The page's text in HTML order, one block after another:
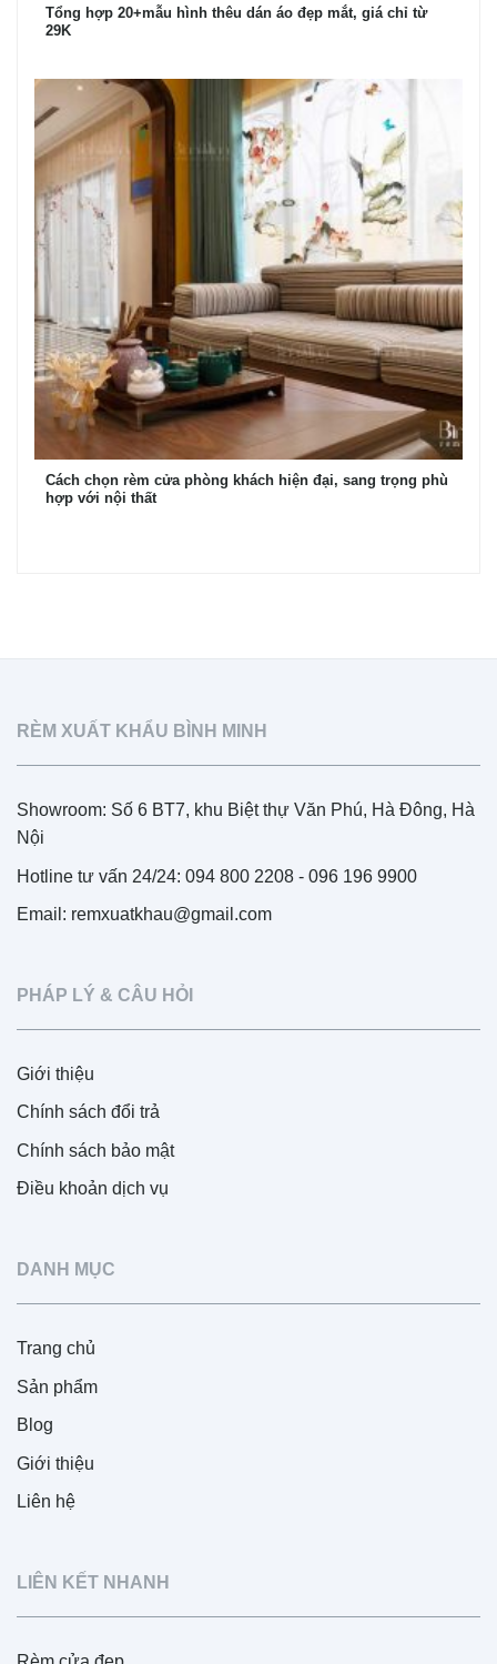
Tổng hợp 20+mẫu hình thêu dán áo đẹp mắt, giá chỉ từ
29K
Cách chọn rèm cửa phòng khách hiện đại, sang trọng phù
hợp với nội thất
RÈM XUẤT KHẨU BÌNH MINH
Showroom: Số 6 BT7, khu Biệt thự Văn Phú, Hà Đông, Hà
Nội
Hotline tư vấn 24/24: 094 800 2208 - 096 196 9900
Email: remxuatkhau@gmail.com
PHÁP LÝ & CÂU HỎI
Giới thiệu
Chính sách đổi trả
Chính sách bảo mật
Điều khoản dịch vụ
DANH MỤC
Trang chủ
Sản phẩm
Blog
Giới thiệu
Liên hệ
LIÊN KẾT NHANH